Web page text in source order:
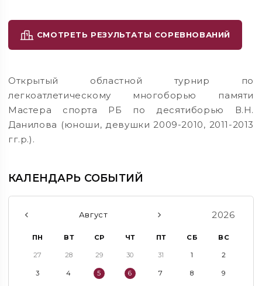
СМОТРЕТЬ РЕЗУЛЬТАТЫ СОРЕВНОВАНИЙ
Открытый областной турнир по
легкоатлетическому многоборью памяти
Мастера спорта РБ по десятиборью В.Н.
Данилова (юноши, девушки 2009-2010, 2011-2013
гг.р.).
КАЛЕНДАРЬ СОБЫТИЙ
Август 2026
ПН ВТ СР ЧТ ПТ СБ ВС
27 28 29 30 31 1 2
3 4 5 6 7 8 9